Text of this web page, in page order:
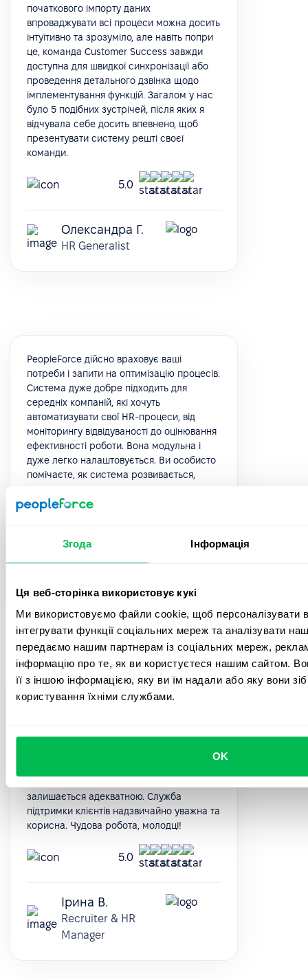
Згода Інформація
Ця веб-сторінка використовує кукі
Ми використовуємо файли cookie, щоб персоналізувати
інтегрувати функції соціальних мереж та аналізувати
передаємо нашим партнерам із соціальних мереж,
інформацію про те, як ви користуєтеся нашим сайтом.
її з іншою інформацією, яку ви їм надали або яку вони
користування їхніми службами.
OK
початкового імпорту даних
впроваджувати всі процеси можна досить
інтуїтивно та зрозуміло, але навіть попри
це, команда Customer Success завжди
доступна для швидкої синхронізації або
проведення детального дзвінка щодо
імплементування функцій. Загалом у нас
було 5 подібних зустрічей, після яких я
відчувала себе досить впевнено, щоб
презентувати систему решті своєї
команди.
5.0
Олександра Г.
HR Generalist
PeopleForce дійсно враховує ваші
потреби і запити на оптимізацію процесів.
Система дуже добре підходить для
середніх компаній, які хочуть
автоматизувати свої HR-процеси, від
моніторингу відвідуваності до оцінювання
ефективності роботи. Вона модульна і
дуже легко налаштовується. Ви особисто
помічаєте, як система розвивається,
Анастасія Л.
PeopleForce — гарний інструмент для
економить багато часу, коли справа
залишається адекватною. Служба
підтримки клієнтів надзвичайно уважна та
корисна. Чудова робота, молодці!
5.0
Ірина В.
Recruiter & HR
Manager